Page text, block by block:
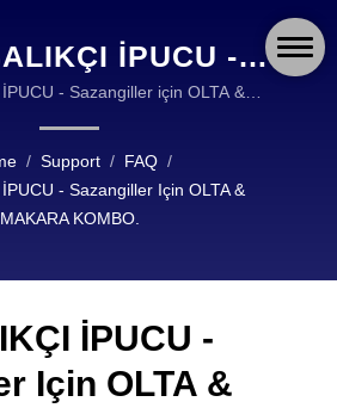
İPUCU -
IÇIN OLTA
KOMBO. |
FISHING: HER
IÇIN HASSAS
VE
- Sazangiller için OLTA &
DÜNYA ÇAPINDA BİR LİDERDİR.
/ Support / FAQ /
- Sazangiller Için OLTA &
MAKARA KOMBO.
İPUCU -
Için OLTA &